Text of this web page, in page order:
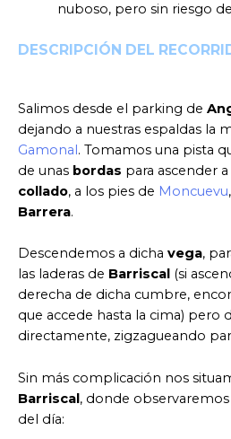
nuboso, pero sin riesgo
DESCRIPCIÓN DEL
Salimos desde el parking de
dejando a nuestras espaldas la
Gamonal. Tomamos una pista
de unas bordas para ascender
collado, a los pies de Moncuevu
Barrera.
Descendemos a dicha vega,
las laderas de Barriscal (si
derecha de dicha cumbre,
que accede hasta la cima) pero
directamente, zigzagueando
Sin más complicación nos
Barriscal, donde
del día: